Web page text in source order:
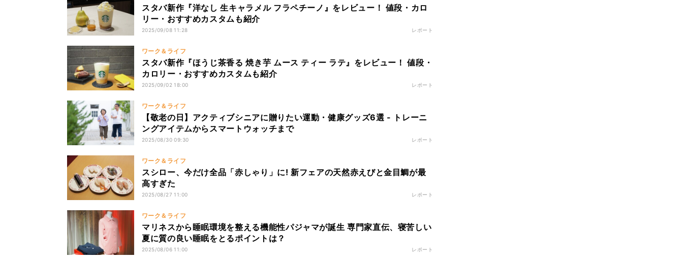
スタバ新作『洋なし 生キャラメル フラペチーノ』をレビュー！ 値段・カロ
リー・おすすめカスタムも紹介
2025/09/08 11:28 レポート
ワーク＆ライフ
スタバ新作『ほうじ茶香る 焼き芋 ムース ティー ラテ』をレビュー！ 値段・
カロリー・おすすめカスタムも紹介
2025/09/02 18:00 レポート
ワーク＆ライフ
【敬老の日】アクティブシニアに贈りたい運動・健康グッズ6選 - トレーニ
ングアイテムからスマートウォッチまで
2025/08/30 09:30 レポート
ワーク＆ライフ
スシロー、今だけ全品「赤しゃり」に! 新フェアの天然赤えびと金目鯛が最
高すぎた
2025/08/27 11:00 レポート
ワーク＆ライフ
マリネスから睡眠環境を整える機能性パジャマが誕生 専門家直伝、寝苦しい
夏に質の良い睡眠をとるポイントは？
2025/08/06 11:00 レポート